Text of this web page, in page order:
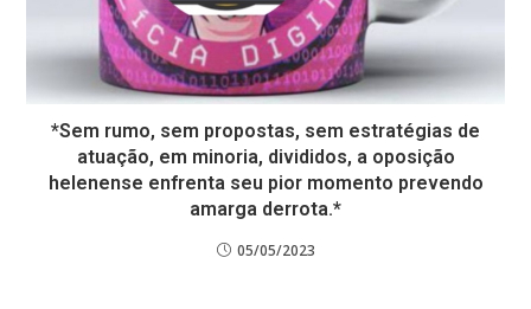
*Sem rumo, sem propostas, sem estratégias de
atuação, em minoria, divididos, a oposição
helenense enfrenta seu pior momento prevendo
amarga derrota.*
05/05/2023